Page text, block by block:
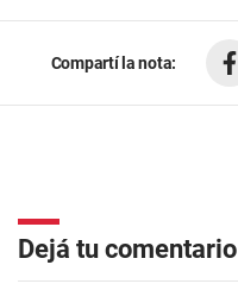
Compartí la nota:
Dejá tu comentario